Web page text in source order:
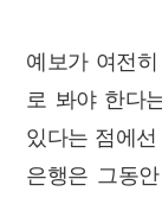
예보가 여전
로 봐야 한다
있다는 점에
은행은 그동